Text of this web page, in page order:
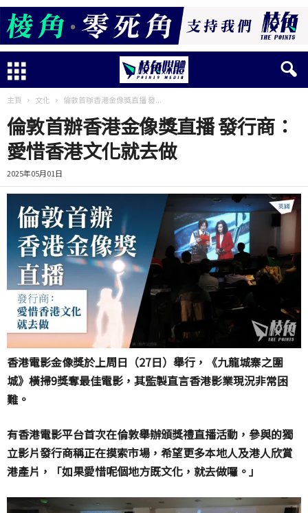
主頁 文化 倫敦首辦香港金像獎直播 發...
倫敦首辦香港金像獎直播 發行商：
愛惜香港文化就去做
2025年05月01日
香港電影金像獎於上周日（27日）舉行，《九龍城寨之圍
城》橫掃9獎奪最佳電影，其監製直言香港影業現況非常困
難。
有香港電影平台首次在倫敦舉辦頒獎禮直播活動，參與的獨
立影片發行商稱正在摸索市場，希望更多本地人及港人欣賞
港產片，「如果愛惜呢個地方既文化，就去做囉。」